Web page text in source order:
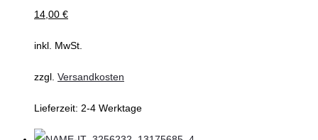
14,00 €
inkl. MwSt.
zzgl. Versandkosten
Lieferzeit: 2-4 Werktage